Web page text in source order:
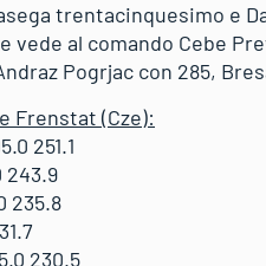
trentacinquesimo e
al comando Cebe
Pogrjac con 285,
Frenstat (Cze):
251.1
243.9
235.8
230.5